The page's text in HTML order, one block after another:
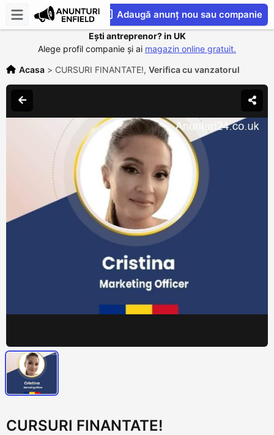
Adaugă anunț nou sau companie
CompaniesS
Ești antreprenor? in UK
Alege profil companie și ai magazin online gratuit.
Acasa > CURSURI FINANTATE!, Verifica cu vanzatorul
CURSURI FINANTATE!